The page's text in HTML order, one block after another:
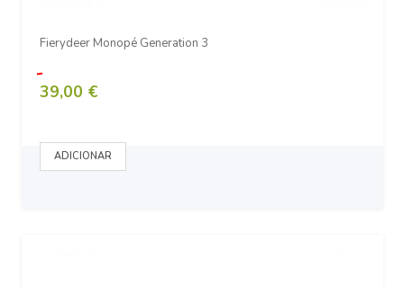
Fierydeer Monopé Generation 3
39,00 €